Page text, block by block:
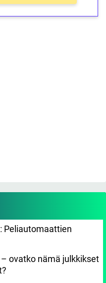
Peliautomaattien
ovatko nämä julkkikset